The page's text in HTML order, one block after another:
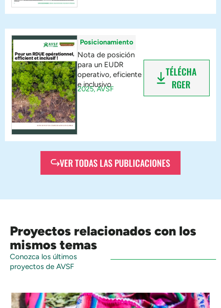
Posicionamiento
Nota de posición
para un EUDR
operativo, eficiente
e inclusivo
2025,AVSF
TÉLÉCHA
RGER
VER TODAS LAS PUBLICACIONES
Proyectos relacionados con los
mismos temas
Conozca los últimos
proyectos de AVSF